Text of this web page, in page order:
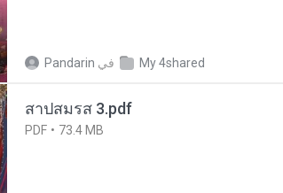
Pandarin في My 4shared
สาปสมรส 3.pdf
PDF 73.4 MB